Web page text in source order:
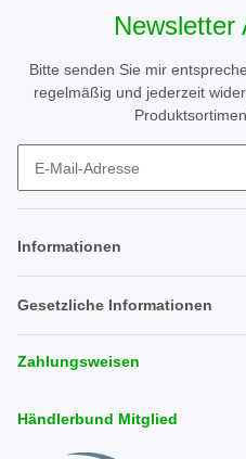
Newsletter
Bitte senden Sie mir
regelmäßig und jederzeit
Informationen
Gesetzliche Informationen
Zahlungsweisen
Händlerbund Mitglied